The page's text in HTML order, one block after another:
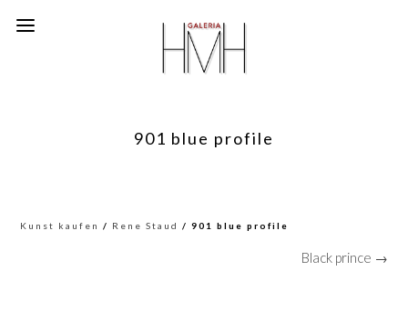
901 blue profile
Kunst kaufen / Rene Staud / 901 blue profile
Black prince →